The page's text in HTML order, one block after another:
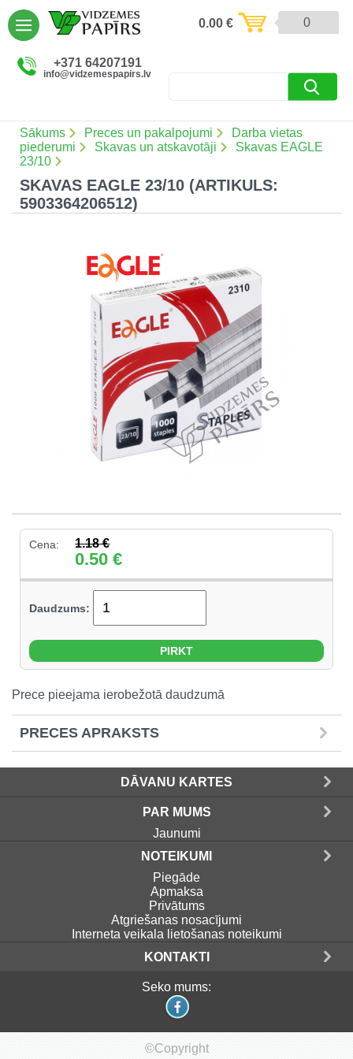
+371 64207191
info@vidzemespapirs.lv
0
0.00€
Sākums Preces un pakalpojumi
Darba vietas
piederumi
Skavas un atskavotāji
Skavas EAGLE
23/10
SKAVAS EAGLE 23/10 (ARTIKULS:
5903364206512)
Cena: 1.18€
0.50 €
Daudzums:
Prece pieejama ierobežotā daudzumā
PRECES APRAKSTS
DĀVANU KARTES
PAR MUMS
Jaunumi
NOTEIKUMI
Piegāde
Apmaksa
Privātums
Atgriešanas nosacījumi
Interneta veikala lietošanas noteikumi
KONTAKTI
Seko mums:
©Copyright
AIZVĒRT
Atlaides (12)
Ielogoties